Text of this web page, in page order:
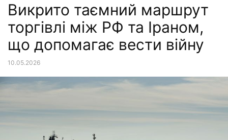
Викрито таємний маршрут
торгівлі між РФ та Іраном,
що допомагає вести війну
10.05.2026